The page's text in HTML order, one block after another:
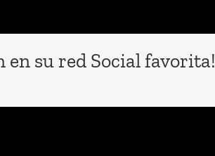
su red Social favorita!